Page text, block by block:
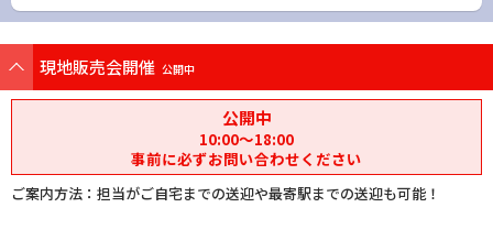
現地販売会開催 公開中
公開中
10:00〜18:00
事前に必ずお問い合わせください
ご案内方法：担当がご自宅までの送迎や最寄駅までの送迎も可能！